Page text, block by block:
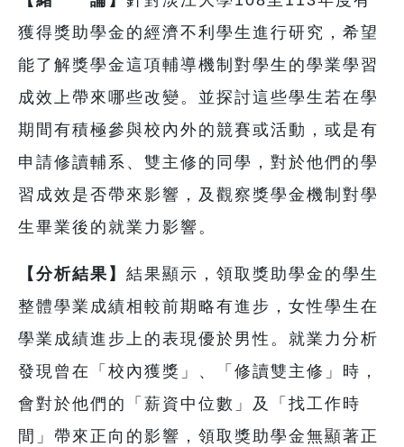
獲得獎助學金的經濟不利學生進行研究，希望
能了解獎學金這項輔導機制對學生的學業學習
成效上帶來哪些改變。並探討這些學生若在學
期間有積極參與校內外的競賽或活動，或是有
申請修讀輔系、雙主修的同學，對於他們的學
習成效是否帶來影響，及觀察獎學金機制對學
生畢業後的就業力影響。
【分析結果】 結果顯示，領取獎助學金的學生
整體學業成績相較前期略有進步，女性學生在
學業成績進步上的表現優於男性。就業力分析
發現曾在「校內獲獎」、「修讀雙主修」時，
會對於他們的「薪資中位數」及「找工作時
間」帶來正向的影響，領取獎助學金無顯著正